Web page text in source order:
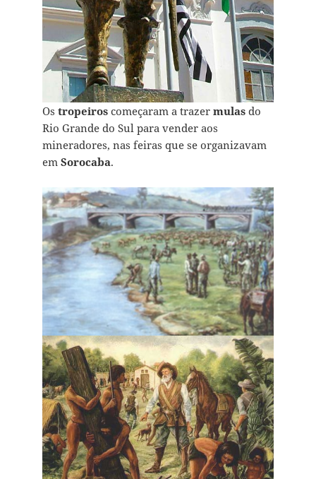
Os tropeiroscomeçaram a trazer mulasdo
Rio Grande do Sul para vender aos
mineradores, nas feiras que se organizavam
em Sorocaba.